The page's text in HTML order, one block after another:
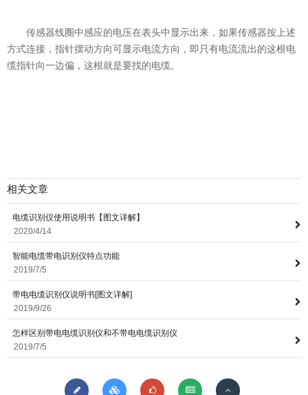
传感器线圈中感应的电压在表头中显示出来，如果传感器按上述
方式连接，指针摆动方向可显示电流方向，即只有电流流出的这根电
缆指针向一边偏，这根就是要找的电缆。
相关文章
电缆识别仪使用说明书【图文详解】
2020/4/14
智能电缆带电识别仪特点功能
2019/7/5
带电电缆识别仪说明书[图文详解]
2019/9/26
怎样区别带电电缆识别仪和不带电电缆识别仪
2019/7/5